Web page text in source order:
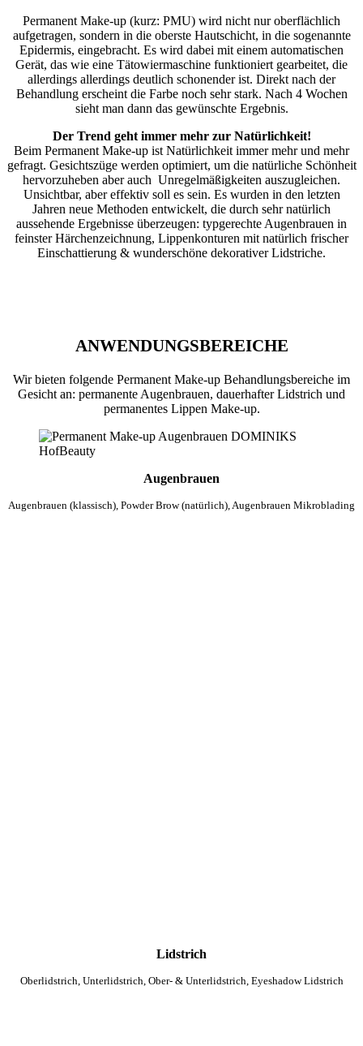
Permanent Make-up (kurz: PMU) wird nicht nur oberflächlich
aufgetragen, sondern in die oberste Hautschicht, in die sogenannte
Epidermis, eingebracht. Es wird dabei mit einem automatischen
Gerät, das wie eine Tätowiermaschine funktioniert gearbeitet, die
allerdings allerdings deutlich schonender ist. Direkt nach der
Behandlung erscheint die Farbe noch sehr stark. Nach 4 Wochen
sieht man dann das gewünschte Ergebnis.
Der Trend geht immer mehr zur Natürlichkeit!
Beim Permanent Make-up ist Natürlichkeit immer mehr und mehr
gefragt. Gesichtszüge werden optimiert, um die natürliche Schönheit
hervorzuheben aber auch Unregelmäßigkeiten auszugleichen.
Unsichtbar, aber effektiv soll es sein. Es wurden in den letzten
Jahren neue Methoden entwickelt, die durch sehr natürlich
aussehende Ergebnisse überzeugen: typgerechte Augenbrauen in
feinster Härchenzeichnung, Lippenkonturen mit natürlich frischer
Einschattierung & wunderschöne dekorativer Lidstriche.
ANWENDUNGSBEREICHE
Wir bieten folgende Permanent Make-up Behandlungsbereiche im
Gesicht an: permanente Augenbrauen, dauerhafter Lidstrich und
permanentes Lippen Make-up.
Augenbrauen
Augenbrauen (klassisch), Powder Brow (natürlich), Augenbrauen Mikroblading
Lidstrich
Oberlidstrich, Unterlidstrich, Ober- & Unterlidstrich, Eyeshadow Lidstrich